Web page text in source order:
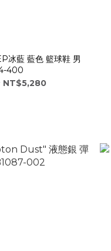
冰藍 藍色 籃球鞋 男
400
NT$5,280